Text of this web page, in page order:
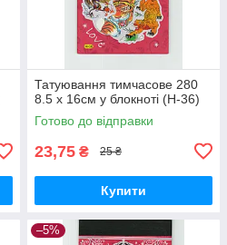
Татуювання тимчасове 280
8.5 х 16см у блокноті (H-36)
Готово до відправки
23,75 ₴ 25 ₴
Купити
–5%